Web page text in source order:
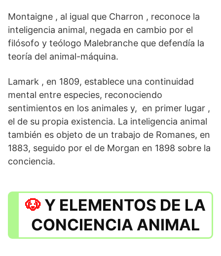
Montaigne , al igual que Charron , reconoce la
inteligencia animal, negada en cambio por el
filósofo y teólogo Malebranche que defendía la
teoría del animal-máquina.
Lamark , en 1809, establece una continuidad
mental entre especies, reconociendo
sentimientos en los animales y, en primer lugar ,
el de su propia existencia. La inteligencia animal
también es objeto de un trabajo de Romanes, en
1883, seguido por el de Morgan en 1898 sobre la
conciencia.
Y ELEMENTOS DE LA
CONCIENCIA ANIMAL